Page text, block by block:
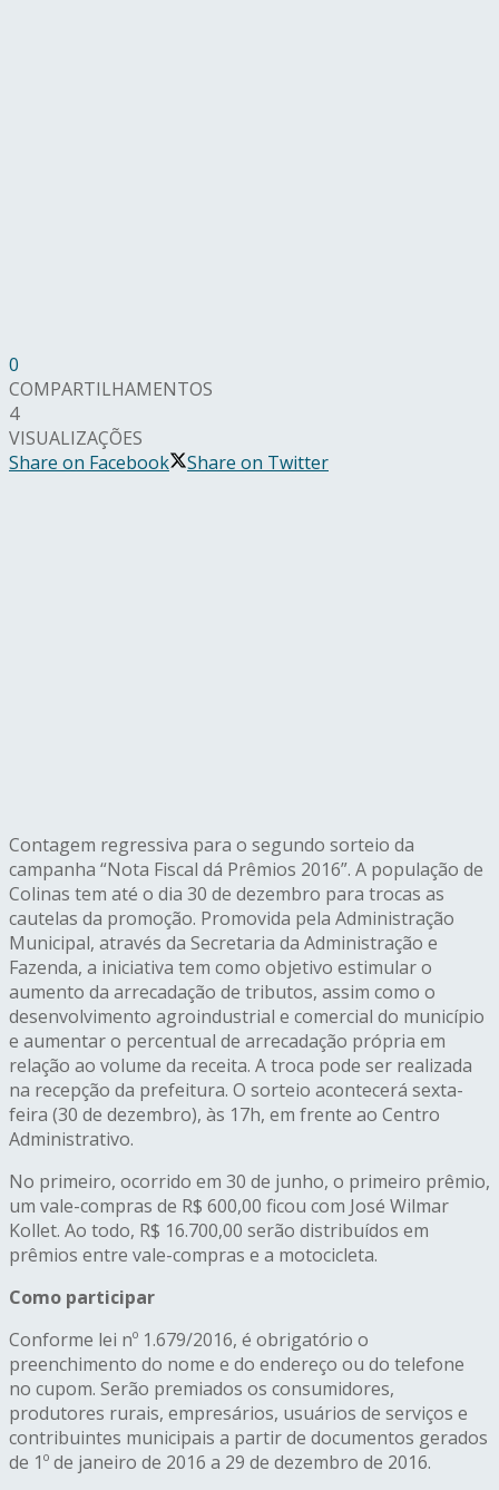
0
COMPARTILHAMENTOS
4
VISUALIZAÇÕES
Share on Facebook
Share on Twitter
Contagem regressiva para o segundo sorteio da
campanha “Nota Fiscal dá Prêmios 2016”. A população de
Colinas tem até o dia 30 de dezembro para trocas as
cautelas da promoção. Promovida pela Administração
Municipal, através da Secretaria da Administração e
Fazenda, a iniciativa tem como objetivo estimular o
aumento da arrecadação de tributos, assim como o
desenvolvimento agroindustrial e comercial do município
e aumentar o percentual de arrecadação própria em
relação ao volume da receita. A troca pode ser realizada
na recepção da prefeitura. O sorteio acontecerá sexta-
feira (30 de dezembro), às 17h, em frente ao Centro
Administrativo.
No primeiro, ocorrido em 30 de junho, o primeiro prêmio,
um vale-compras de R$ 600,00 ficou com José Wilmar
Kollet. Ao todo, R$ 16.700,00 serão distribuídos em
prêmios entre vale-compras e a motocicleta.
Como participar
Conforme lei nº 1.679/2016, é obrigatório o
preenchimento do nome e do endereço ou do telefone
no cupom. Serão premiados os consumidores,
produtores rurais, empresários, usuários de serviços e
contribuintes municipais a partir de documentos gerados
de 1º de janeiro de 2016 a 29 de dezembro de 2016.